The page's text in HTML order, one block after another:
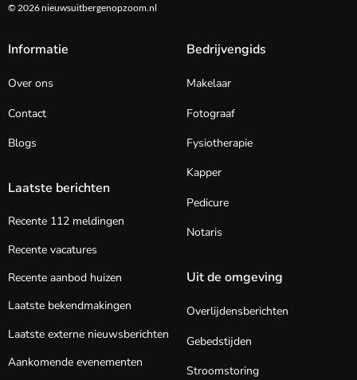
© 2026 nieuwsuitbergenopzoom.nl
Informatie
Over ons
Contact
Blogs
Laatste berichten
Recente 112 meldingen
Recente vacatures
Recente aanbod huizen
Laatste bekendmakingen
Laatste externe nieuwsberichten
Aankomende evenementen
Bedrijvengids
Makelaar
Fotograaf
Fysiotherapie
Kapper
Pedicure
Notaris
Uit de omgeving
Overlijdensberichten
Gebedstijden
Stroomstoring